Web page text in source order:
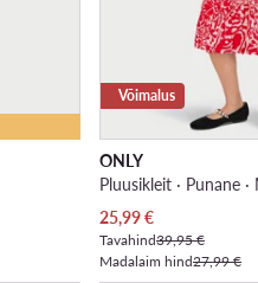
Võimalus
ONLY
Pluusikleit · Punane ·
Praegune hind
25,99€
Tavahind39,95 €
Madalaim hind27,99 €